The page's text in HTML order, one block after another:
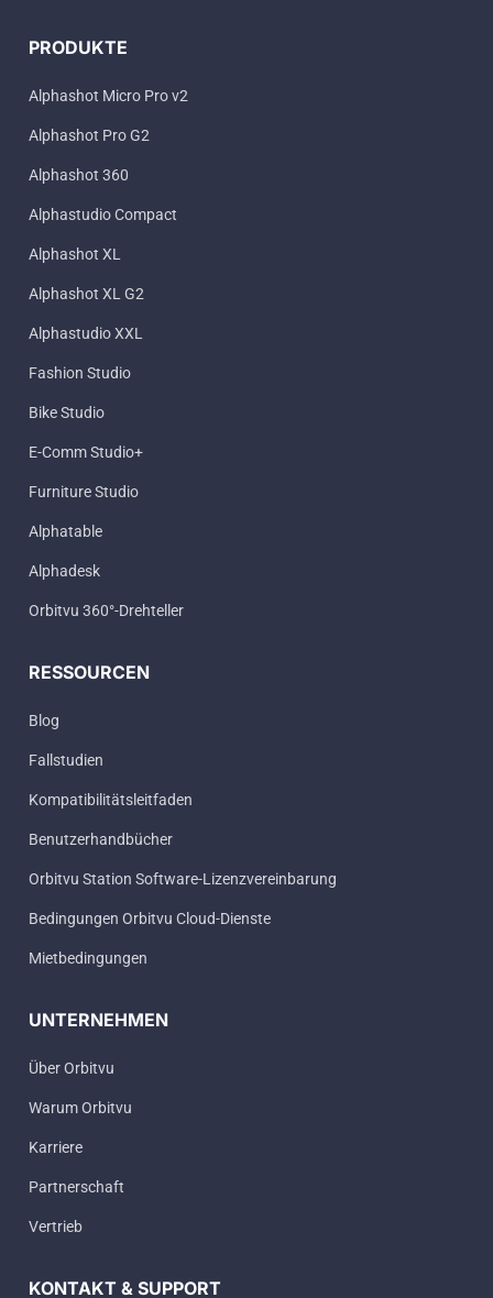
PRODUKTE
Alphashot Micro Pro v2
Alphashot Pro G2
Alphashot 360
Alphastudio Compact
Alphashot XL
Alphashot XL G2
Alphastudio XXL
Fashion Studio
Bike Studio
E-Comm Studio+
Furniture Studio
Alphatable
Alphadesk
Orbitvu 360°-Drehteller
RESSOURCEN
Blog
Fallstudien
Kompatibilitätsleitfaden
Benutzerhandbücher
Orbitvu Station Software-Lizenzvereinbarung
Bedingungen Orbitvu Cloud-Dienste
Mietbedingungen
UNTERNEHMEN
Über Orbitvu
Warum Orbitvu
Karriere
Partnerschaft
Vertrieb
KONTAKT & SUPPORT